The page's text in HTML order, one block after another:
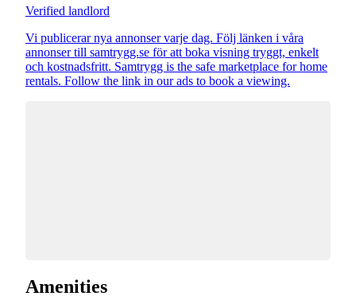
Verified landlord
Vi publicerar nya annonser varje dag. Följ länken i våra
annonser till samtrygg.se för att boka visning tryggt, enkelt
och kostnadsfritt. Samtrygg is the safe marketplace for home
rentals. Follow the link in our ads to book a viewing.
Amenities